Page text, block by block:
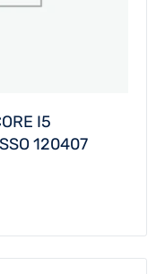
I5
120407